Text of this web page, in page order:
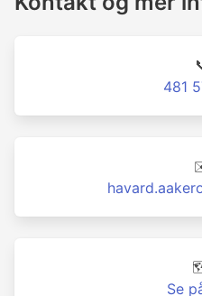
481
Se